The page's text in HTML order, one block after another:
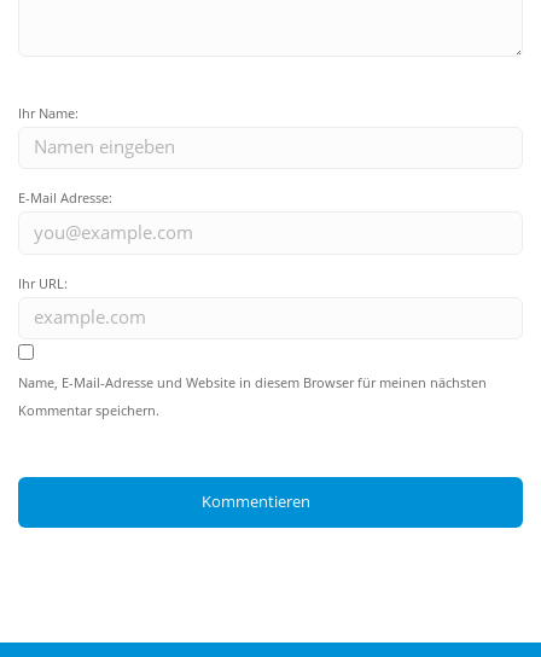
Ihr Name:
E-Mail Adresse:
Ihr URL:
Name, E-Mail-Adresse und Website in diesem Browser für meinen nächsten
Kommentar speichern.